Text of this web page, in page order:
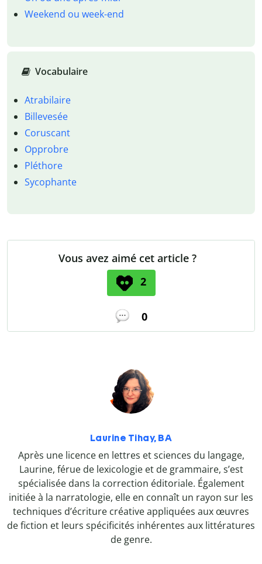
Weekend ou week-end
Vocabulaire
Atrabilaire
Billevesée
Coruscant
Opprobre
Pléthore
Sycophante
Vous avez aimé cet article ?
2
0
Laurine Tihay, BA
Après une licence en lettres et sciences du langage,
Laurine, férue de lexicologie et de grammaire, s’est
spécialisée dans la correction éditoriale. Également
initiée à la narratologie, elle en connaît un rayon sur les
techniques d’écriture créative appliquées aux œuvres
de fiction et leurs spécificités inhérentes aux littératures
de genre.